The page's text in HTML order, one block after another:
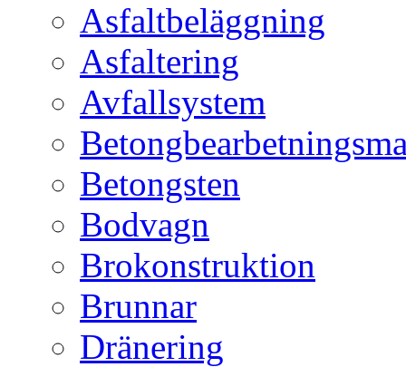
Asfaltbeläggning
Asfaltering
Avfallsystem
Betongsten
Bodvagn
Brokonstruktion
Brunnar
Dränering